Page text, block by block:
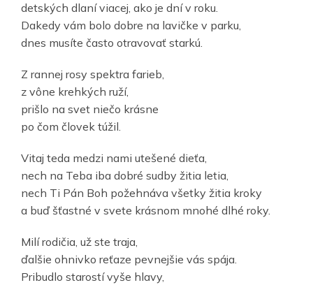
detských dlaní viacej, ako je dní v roku.
Dakedy vám bolo dobre na lavičke v parku,
dnes musíte často otravovať starkú.
Z rannej rosy spektra farieb,
z vône krehkých ruží,
prišlo na svet niečo krásne
po čom človek túžil.
Vitaj teda medzi nami utešené dieťa,
nech na Teba iba dobré sudby žitia letia,
nech Ti Pán Boh požehnáva všetky žitia kroky
a buď šťastné v svete krásnom mnohé dlhé roky.
Milí rodičia, už ste traja,
ďalšie ohnivko reťaze pevnejšie vás spája.
Pribudlo starostí vyše hlavy,